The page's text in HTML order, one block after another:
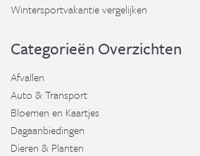
Wintersportvakantie vergelijken
Categorieën Overzichten
Afvallen
Auto & Transport
Bloemen en Kaartjes
Dagaanbiedingen
Dieren & Planten